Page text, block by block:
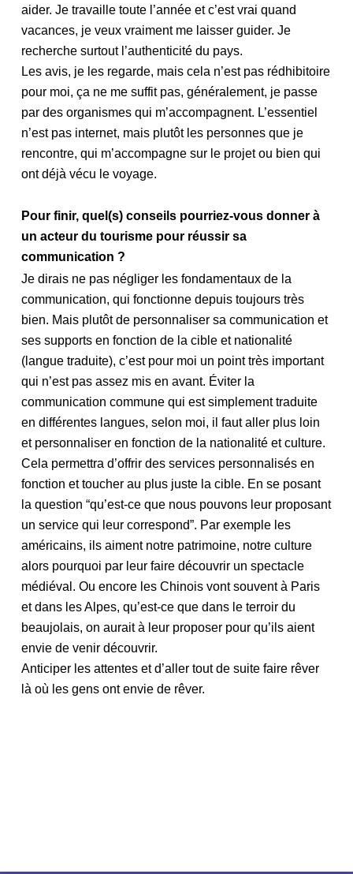
aider. Je travaille toute l’année et c’est vrai quand
vacances, je veux vraiment me laisser guider. Je
recherche surtout l’authenticité du pays.
Les avis, je les regarde, mais cela n’est pas rédhibitoire
pour moi, ça ne me suffit pas, généralement, je passe
par des organismes qui m’accompagnent. L’essentiel
n’est pas internet, mais plutôt les personnes que je
rencontre, qui m’accompagne sur le projet ou bien qui
ont déjà vécu le voyage.
Pour finir, quel(s) conseils pourriez-vous donner à
un acteur du tourisme pour réussir sa
communication ?
Je dirais ne pas négliger les fondamentaux de la
communication, qui fonctionne depuis toujours très
bien. Mais plutôt de personnaliser sa communication et
ses supports en fonction de la cible et nationalité
(langue traduite), c’est pour moi un point très important
qui n’est pas assez mis en avant. Éviter la
communication commune qui est simplement traduite
en différentes langues, selon moi, il faut aller plus loin
et personnaliser en fonction de la nationalité et culture.
Cela permettra d’offrir des services personnalisés en
fonction et toucher au plus juste la cible. En se posant
la question “qu’est-ce que nous pouvons leur proposant
un service qui leur correspond”. Par exemple les
américains, ils aiment notre patrimoine, notre culture
alors pourquoi par leur faire découvrir un spectacle
médiéval. Ou encore les Chinois vont souvent à Paris
et dans les Alpes, qu’est-ce que dans le terroir du
beaujolais, on aurait à leur proposer pour qu’ils aient
envie de venir découvrir.
Anticiper les attentes et d’aller tout de suite faire rêver
là où les gens ont envie de rêver.